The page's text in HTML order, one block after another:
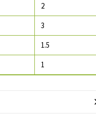
2
3
1.5
1